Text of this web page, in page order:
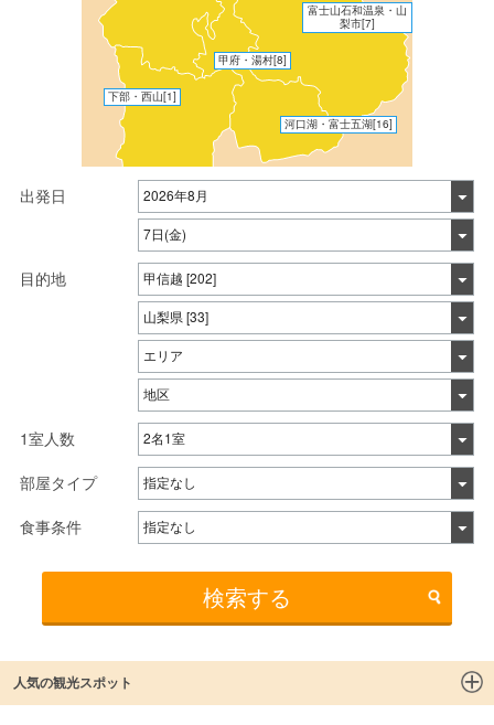
甲府・湯村[8]
富士山石和温泉・山
梨市[7]
下部・西山[1]
河口湖・富士五湖[16]
出発日
目的地
1室人数
部屋タイプ
食事条件
検索する
人気の観光スポット